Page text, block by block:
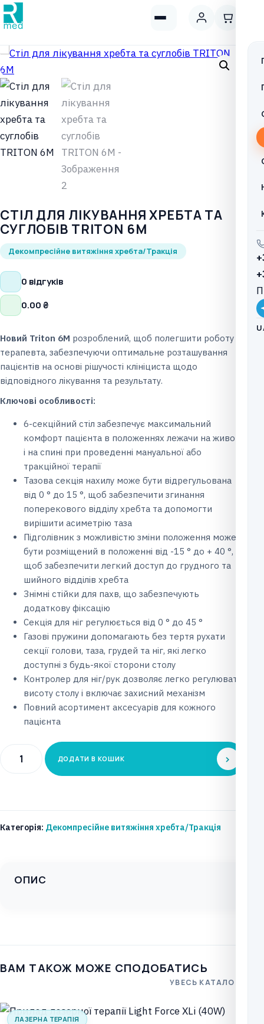
CТІЛ ДЛЯ ЛІКУВАННЯ ХРЕБТА ТА
СУГЛОБІВ TRITON 6M
Декомпресійне витяжіння хребта/Тракція
0 відгуків
0.00₴
Новий Triton 6M розроблений, щоб полегшити роботу
терапевта, забезпечуючи оптимальне розташування
пацієнтів на основі рішучості клініциста щодо
відповідного лікування та результату.
Ключові особливості:
6-секційний стіл забезпечує максимальний
комфорт пацієнта в положеннях лежачи на животі
і на спині при проведенні мануальної або
тракційної терапії
Тазова секція нахилу може бути відрегульована
від 0 ° до 15 °, щоб забезпечити згинання
поперекового відділу хребта та допомогти
вирішити асиметрію таза
Підголівник з можливістю зміни положення може
бути розміщений в положенні від -15 ° до + 40 °,
щоб забезпечити легкий доступ до грудного та
шийного відділів хребта
Знімні стійки для пахв, що забезпечують
додаткову фіксацію
Секція для ніг регулюється від 0 ° до 45 °
Газові пружини допомагають без тертя рухати
секції голови, таза, грудей та ніг, які легко
доступні з будь-якої сторони столу
Контролер для ніг/рук дозволяє легко регулювати
висоту столу і включає захисний механізм
Повний асортимент аксесуарів для кожного
пацієнта
суглобів
кількість
ДОДАТИ В КОШИК
Категорія: Декомпресійне витяжіння хребта/Тракція
ОПИС
ВАМ ТАКОЖ МОЖЕ СПОДОБАТИСЬ
УВЕСЬ КАТАЛОГ
ЛАЗЕРНА ТЕРАПІЯ